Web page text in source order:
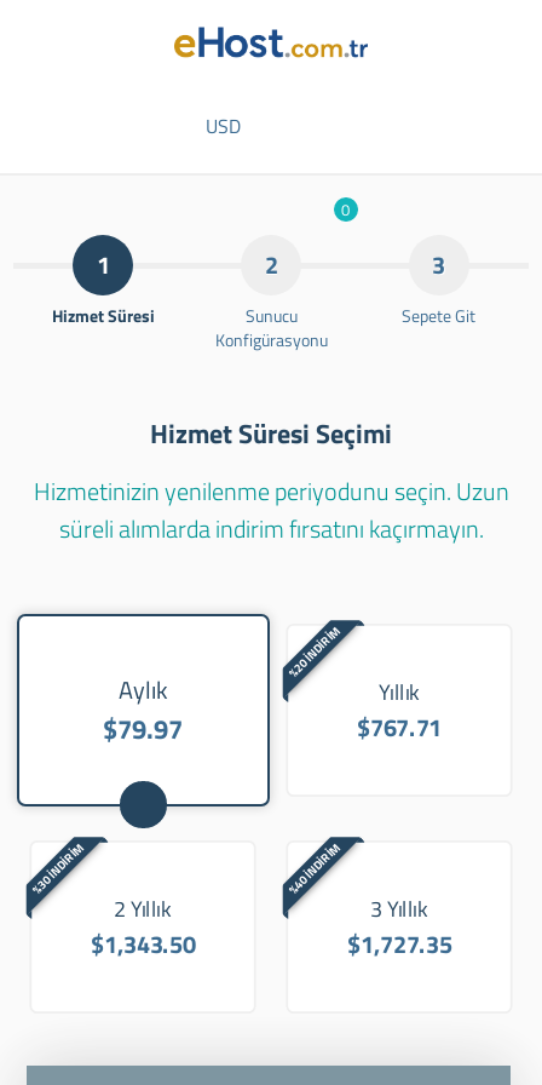
USD
0
1
Hizmet Süresi
2
Sunucu
Konfigürasyonu
3
Sepete Git
Hizmet Süresi Seçimi
Hizmetinizin yenilenme periyodunu seçin. Uzun
süreli alımlarda indirim fırsatını kaçırmayın.
Aylık
$79.97
%20 İNDİRİM
Yıllık
$767.71
%30 İNDİRİM
2 Yıllık
$1,343.50
%40 İNDİRİM
3 Yıllık
$1,727.35